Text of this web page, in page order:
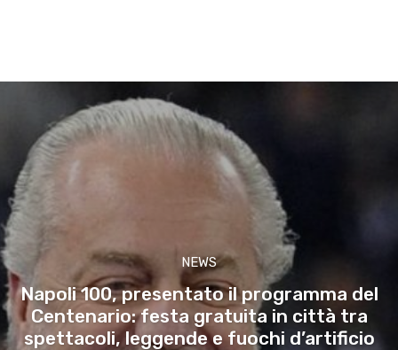
NEWS
Napoli 100, presentato il programma del
Centenario: festa gratuita in città tra
spettacoli, leggende e fuochi d’artificio